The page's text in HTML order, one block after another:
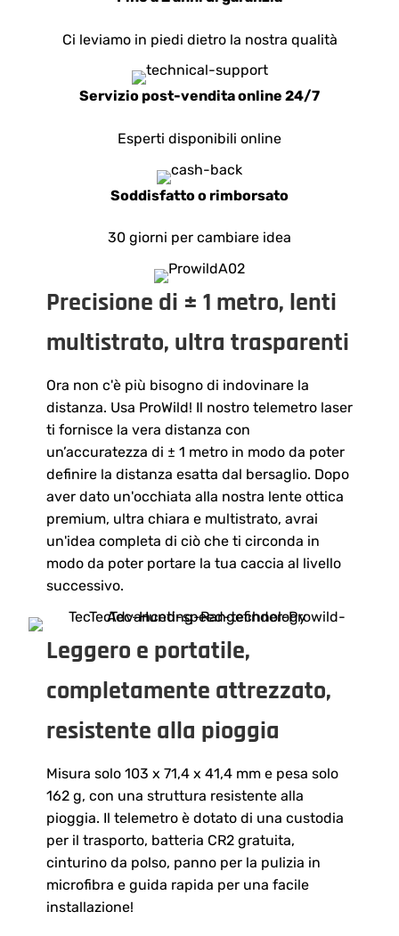
Ci leviamo in piedi dietro la nostra qualità
Servizio post-vendita online 24/7
Esperti disponibili online
Soddisfatto o rimborsato
30 giorni per cambiare idea
Precisione di ± 1 metro, lenti
multistrato, ultra trasparenti
Ora non c'è più bisogno di indovinare la
distanza. Usa ProWild! Il nostro telemetro laser
ti fornisce la vera distanza con
un’accuratezza di ± 1 metro in modo da poter
definire la distanza esatta dal bersaglio. Dopo
aver dato un'occhiata alla nostra lente ottica
premium, ultra chiara e multistrato, avrai
un'idea completa di ciò che ti circonda in
modo da poter portare la tua caccia al livello
successivo.
Leggero e portatile,
completamente attrezzato,
resistente alla pioggia
Misura solo 103 x 71,4 x 41,4 mm e pesa solo
162 g, con una struttura resistente alla
pioggia. Il telemetro è dotato di una custodia
per il trasporto, batteria CR2 gratuita,
cinturino da polso, panno per la pulizia in
microfibra e guida rapida per una facile
installazione!